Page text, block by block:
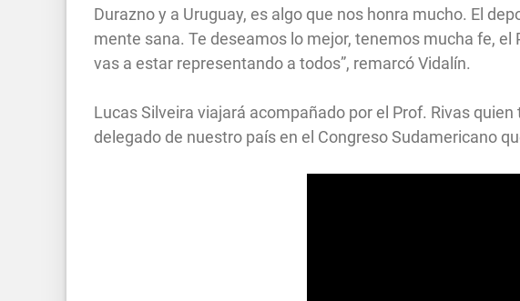
Durazno y a Uruguay, es algo que nos honra mucho. El
mente sana. Te deseamos lo mejor, tenemos mucha fe,
vas a estar representando a todos”, remarcó Vidalín.
Lucas Silveira viajará acompañado por el Prof. Rivas
delegado de nuestro país en el Congreso Sudamericano